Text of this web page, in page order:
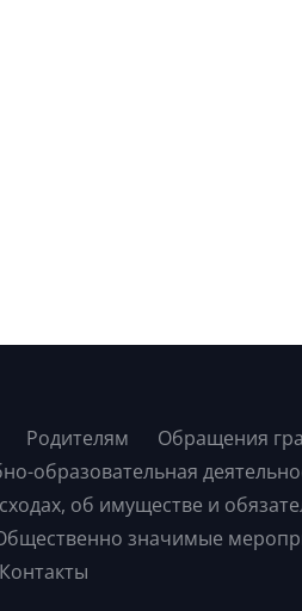
Родителям Обращения
образовательная
об имуществе и
значимые
Контакты